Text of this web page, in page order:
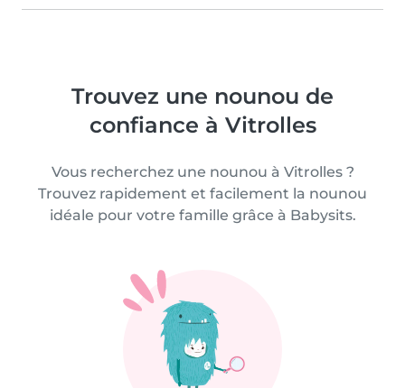
Trouvez une nounou de
confiance à Vitrolles
Vous recherchez une nounou à Vitrolles ?
Trouvez rapidement et facilement la nounou
idéale pour votre famille grâce à Babysits.